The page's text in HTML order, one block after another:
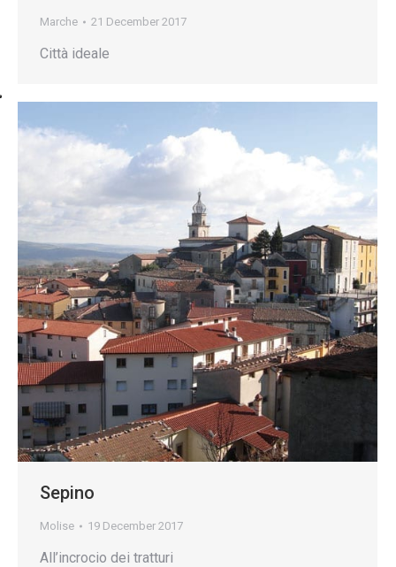
Marche 21 December 2017
Città ideale
Sepino
Molise 19 December 2017
All’incrocio dei tratturi